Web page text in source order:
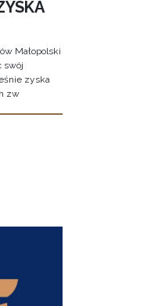
Małopolski
swój
zyska
zw